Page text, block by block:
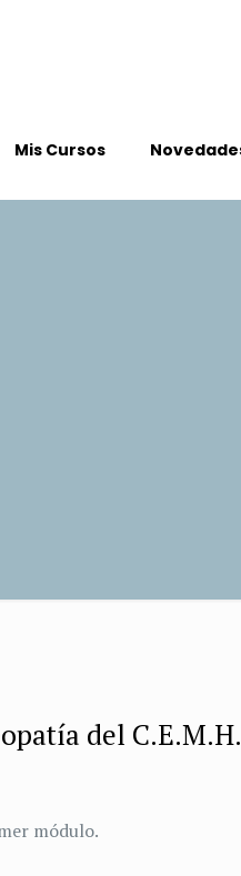
Mis Cursos
del
módulo.